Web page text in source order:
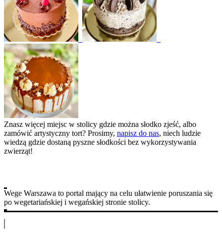
Znasz więcej miejsc w stolicy gdzie można słodko zjeść, albo
zamówić artystyczny tort? Prosimy, napisz do nas, niech ludzie
wiedzą gdzie dostaną pyszne słodkości bez wykorzystywania
zwierząt!
Wege Warszawa to portal mający na celu ułatwienie poruszania się
po wegetariańskiej i wegańskiej stronie stolicy.